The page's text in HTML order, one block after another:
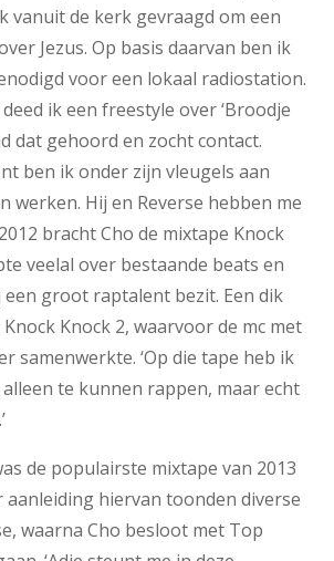
vanuit de kerk gevraagd om een
Jezus. Op basis daarvan ben ik
voor een lokaal radiostation.
ik een freestyle over ‘Broodje
dat gehoord en zocht contact.
ben ik onder zijn vleugels aan
werken. Hij en Reverse hebben me
bracht Cho de mixtape Knock
veelal over bestaande beats en
groot raptalent bezit. Een dik
Knock 2, waarvoor de mc met
samenwerkte. ‘Op die tape heb ik
te kunnen rappen, maar echt
de populairste mixtape van 2013
aanleiding hiervan toonden diverse
waarna Cho besloot met Top